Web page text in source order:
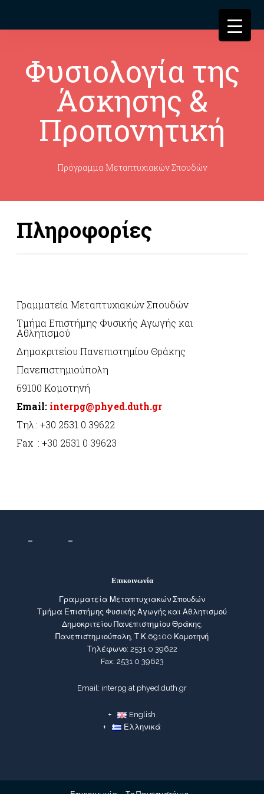
Φυσιολογία της
Άσκησης &
Προπονητική
Πρόγραμμα Μεταπτυχιακών Σπουδών
Πληροφορίες
Γραμματεία Μεταπτυχιακών Σπουδών
Τμήμα Επιστήμης Φυσικής Αγωγής και
Αθλητισμού
Δημοκριτείου Πανεπιστημίου Θράκης
Πανεπιστημιούπολη
69100 Κομοτηνή
Email: interpg@phyed.duth.gr
Τηλ.: +30 2531 0 39622
Fax : +30 2531 0 39623
Επικοινωνία
Γραμματεία Μεταπτυχιακών Σπουδών
Τμήμα Επιστήμης Φυσικής Αγωγής και Αθλητισμού
Δημοκριτείου Πανεπιστημίου Θράκης,
Πανεπιστημιούπολη, Τ.Κ.69100 Κομοτηνή
Τηλέφωνο: 2531 0 39622
Fax: 2531 0 39623
Email: interpg at phyed.duth.gr
English
Ελληνικά